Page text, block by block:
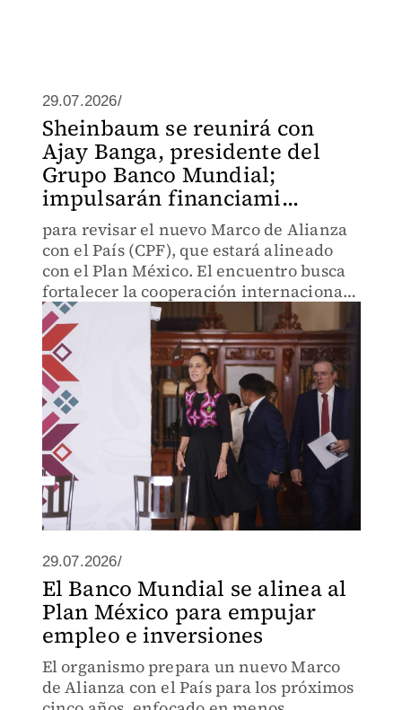
29.07.2026/
Sheinbaum se reunirá con
Ajay Banga, presidente del
Grupo Banco Mundial;
impulsarán financiami...
para revisar el nuevo Marco de Alianza
con el País (CPF), que estará alineado
con el Plan México. El encuentro busca
fortalecer la cooperación internacional
y el desarrollo económico mediante
esquemas de financiamiento y apoyo a
empresas privadas.
29.07.2026/
El Banco Mundial se alinea al
Plan México para empujar
empleo e inversiones
El organismo prepara un nuevo Marco
de Alianza con el País para los próximos